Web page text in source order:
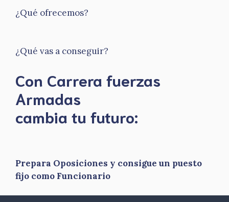
¿Qué ofrecemos?
¿Qué vas a conseguir?
Con Carrera fuerzas
Armadas
​cambia tu futuro:
Prepara Oposiciones y consigue un puesto
fijo como Funcionario